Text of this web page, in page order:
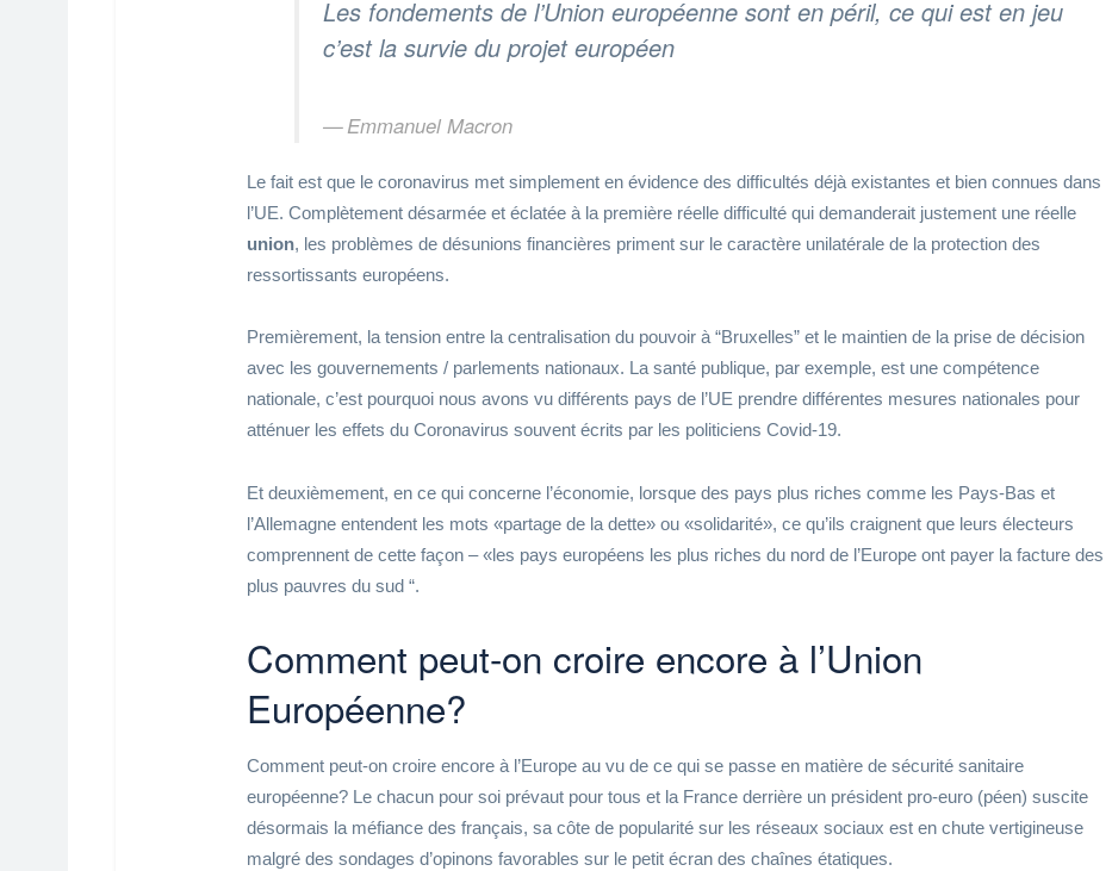
Les fondements de l’Union européenne sont en péril, ce qui est en jeu
c’est la survie du projet européen
Emmanuel Macron
Le fait est que le coronavirus met simplement en évidence des difficultés déjà existantes et bien connues dans
l’UE. Complètement désarmée et éclatée à la première réelle difficulté qui demanderait justement une réelle
union, les problèmes de désunions financières priment sur le caractère unilatérale de la protection des
ressortissants européens.
Premièrement, la tension entre la centralisation du pouvoir à “Bruxelles” et le maintien de la prise de décision
avec les gouvernements / parlements nationaux. La santé publique, par exemple, est une compétence
nationale, c’est pourquoi nous avons vu différents pays de l’UE prendre différentes mesures nationales pour
atténuer les effets du Coronavirus souvent écrits par les politiciens Covid-19.
Et deuxièmement, en ce qui concerne l’économie, lorsque des pays plus riches comme les Pays-Bas et
l’Allemagne entendent les mots «partage de la dette» ou «solidarité», ce qu’ils craignent que leurs électeurs
comprennent de cette façon – «les pays européens les plus riches du nord de l’Europe ont payer la facture des
plus pauvres du sud “.
Comment peut-on croire encore à l’Union
Européenne?
Comment peut-on croire encore à l’Europe au vu de ce qui se passe en matière de sécurité sanitaire
européenne? Le chacun pour soi prévaut pour tous et la France derrière un président pro-euro (péen) suscite
désormais la méfiance des français, sa côte de popularité sur les réseaux sociaux est en chute vertigineuse
malgré des sondages d’opinons favorables sur le petit écran des chaînes étatiques.